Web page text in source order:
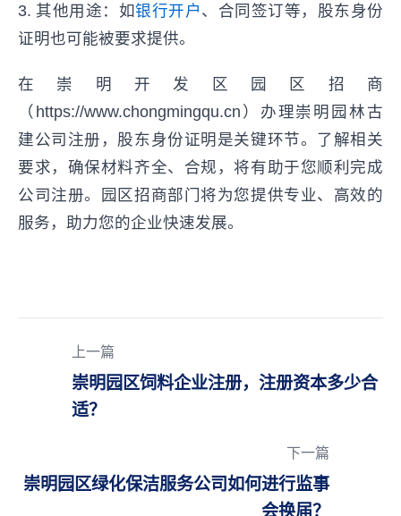
3. 其他用途：如银行开户 、合同签订等，股东身份
证明也可能被要求提供。
在崇明开发区园区招商
（https://www.chongmingqu.cn）办理崇明园林古
建公司注册，股东身份证明是关键环节。了解相关
要求，确保材料齐全、合规，将有助于您顺利完成
公司注册。园区招商部门将为您提供专业、高效的
服务，助力您的企业快速发展。
上一篇
崇明园区饲料企业注册，注册资本多少合
适？
下一篇
崇明园区绿化保洁服务公司如何进行监事
会换届？